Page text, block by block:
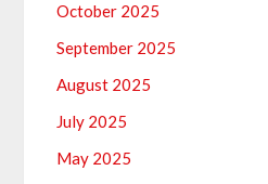
October 2025
September 2025
August 2025
July 2025
May 2025